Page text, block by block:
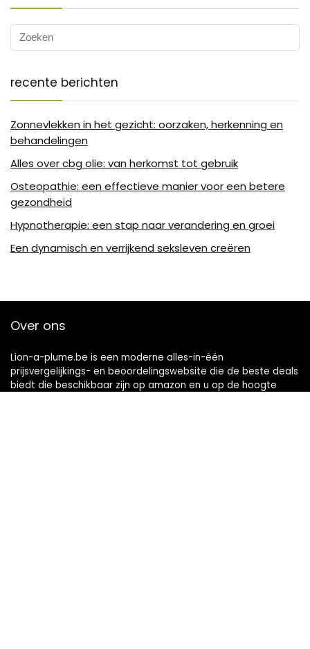
recente berichten
Zonnevlekken in het gezicht: oorzaken, herkenning en
behandelingen
Alles over cbg olie: van herkomst tot gebruik
Osteopathie: een effectieve manier voor een betere
gezondheid
Hypnotherapie: een stap naar verandering en groei
Een dynamisch en verrijkend seksleven creëren
Over ons
Lion-a-plume.be is een moderne alles-in-één
prijsvergelijkings- en beoordelingswebsite die de beste deals
biedt die beschikbaar zijn op amazon en u op de hoogte